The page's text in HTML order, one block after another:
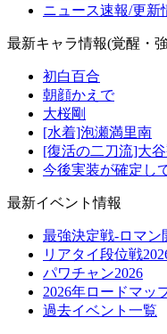
ニュース速報/更新
最新キャラ情報(覚醒・
初白百合
朝顔かえで
大桜剛
[水着]泡瀬満里南
[復活の二刀流]大
今後実装が確定し
最新イベント情報
最強決定戦-ロマン
リアタイ段位戦
パワチャン2026
2026年ロードマッ
過去イベント一覧